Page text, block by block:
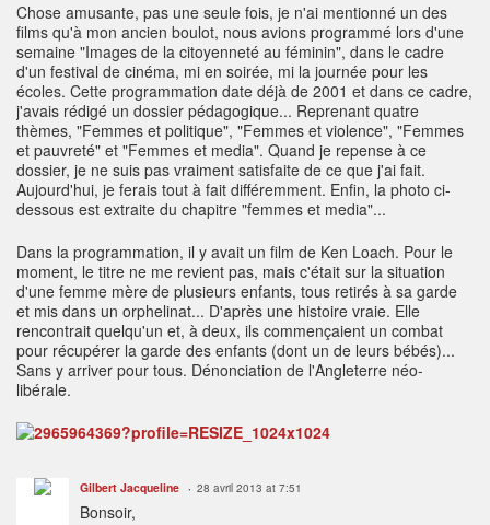
Chose amusante, pas une seule fois, je n'ai mentionné un des
films qu'à mon ancien boulot, nous avions programmé lors d'une
semaine "Images de la citoyenneté au féminin", dans le cadre
d'un festival de cinéma, mi en soirée, mi la journée pour les
écoles. Cette programmation date déjà de 2001 et dans ce cadre,
j'avais rédigé un dossier pédagogique... Reprenant quatre
thèmes, "Femmes et politique", "Femmes et violence", "Femmes
et pauvreté" et "Femmes et media". Quand je repense à ce
dossier, je ne suis pas vraiment satisfaite de ce que j'ai fait.
Aujourd'hui, je ferais tout à fait différemment. Enfin, la photo ci-
dessous est extraite du chapitre "femmes et media"...
Dans la programmation, il y avait un film de Ken Loach. Pour le
moment, le titre ne me revient pas, mais c'était sur la situation
d'une femme mère de plusieurs enfants, tous retirés à sa garde
et mis dans un orphelinat... D'après une histoire vraie. Elle
rencontrait quelqu'un et, à deux, ils commençaient un combat
pour récupérer la garde des enfants (dont un de leurs bébés)...
Sans y arriver pour tous. Dénonciation de l'Angleterre néo-
libérale.
Gilbert Jacqueline 28 avril 2013 at 7:51
Bonsoir,